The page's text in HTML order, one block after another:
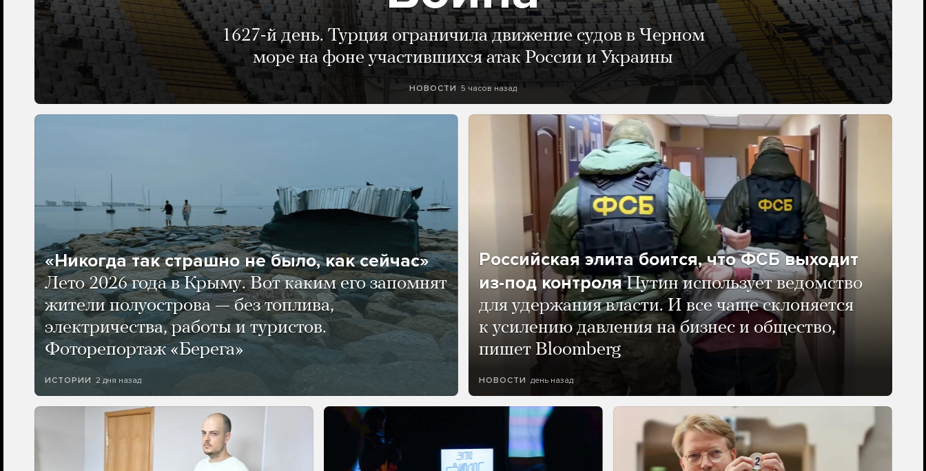
1627-й день. Турция ограничила движение судов в Черном
море на фоне участившихся атак России и Украины
НОВОСТИ 5 часов назад
«Никогда так страшно не было, как сейчас»
Лето 2026 года в Крыму. Вот каким его запомнят
жители полуострова — без топлива,
электричества, работы и туристов.
Фоторепортаж «Берега»
ИСТОРИИ 2 дня назад
Российская элита боится, что ФСБ выходит
из-под контроля Путин использует ведомство
для удержания власти. И все чаще склоняется
к усилению давления на бизнес и общество,
пишет Bloomberg
НОВОСТИ день назад